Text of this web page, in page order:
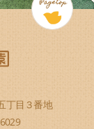
丁目３番地